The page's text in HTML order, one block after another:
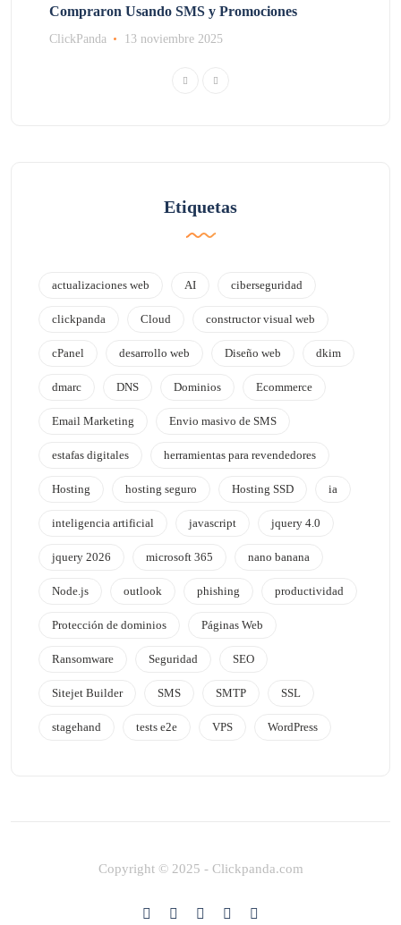
Compraron Usando SMS y Promociones
ClickPanda 13 noviembre 2025
Etiquetas
actualizaciones web AI ciberseguridad
clickpanda Cloud constructor visual web
cPanel desarrollo web Diseño web dkim
dmarc DNS Dominios Ecommerce
Email Marketing Envio masivo de SMS
estafas digitales herramientas para revendedores
Hosting hosting seguro Hosting SSD ia
inteligencia artificial javascript jquery 4.0
jquery 2026 microsoft 365 nano banana
Node.js outlook phishing productividad
Protección de dominios Páginas Web
Ransomware Seguridad SEO
Sitejet Builder SMS SMTP SSL
stagehand tests e2e VPS WordPress
Copyright © 2025 - Clickpanda.com